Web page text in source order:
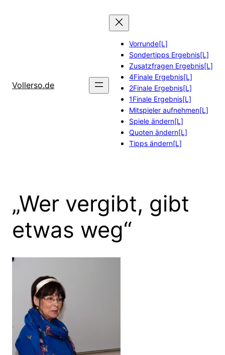
Vollerso.de
Vorrunde[L]
Sondertipps Ergebnis[L]
Zusatzfragen Ergebnis[L]
4Finale Ergebnis[L]
2Finale Ergebnis[L]
1Finale Ergebnis[L]
Mitspieler aufnehmen[L]
Spiele ändern[L]
Quoten ändern[L]
Tipps ändern[L]
„Wer vergibt, gibt
etwas weg“